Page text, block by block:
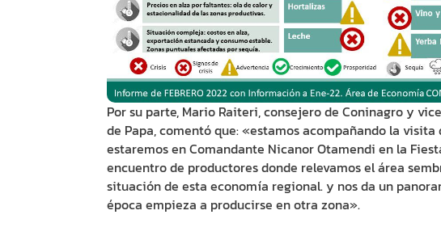
Por su parte, Mario Raiteri, consejero de Coninagro y
de Papa, comentó que: «estamos acompañando la
estaremos en Comandante Nicanor Otamendi en la
encuentro de productores donde relevamos el área
situación de esta economía regional. y nos da un
época empieza a producirse en otra zona».